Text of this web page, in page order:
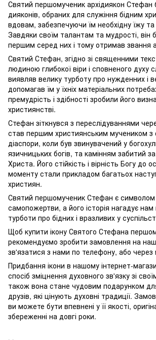
Святий першомученик архідиякон Стефан
дияконів, обраних для служіння бідним
вдовам, забезпечуючи їм необхідну їжу та
Завдяки своїм талантам та мудрості, він
першим серед них і тому отримав звання
Святий Стефан, згідно зі священними
людиною глибокої віри і сповненого духу
виявляв велику турботу про нужденних і
допомагав їм у їхніх матеріальних
премудрість і здібності зробили його
християнстві.
Стефан зіткнувся з переслідуваннями
став першим християнським мучеником з
діаспори, коли був звинувачений у
язичницьких богів, та камінням забитий
Христа. Його стійкість і вірність Богу до
моменту стали прикладом багатьох
християн.
Святий першомученик Стефан є символом
самопожертви, а його історія нагадує
турботи про бідних і вразливих у
Щоб купити ікону Святого Стефана
рекомендуємо зробити замовлення на
зв'язатися з нами по телефону, або
Придбання ікони в нашому інтернет-
спосіб зміцнення духовного зв'язку зі
також вона стане чудовим подарунком
друзів, які цінують духовні традиції.
ви можете бути впевнені у її якості,
збереженні на довгі роки.